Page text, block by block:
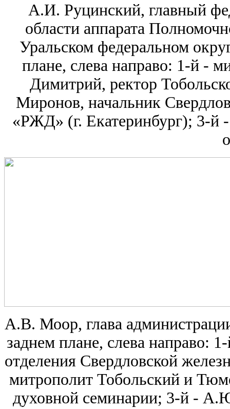
А.И. Руцинский, главный
области аппарата
Уральском федеральном
плане, слева направо: 1-й -
Димитрий, ректор
Миронов, начальник
«РЖД» (г. Екатеринбург); 3-й
А.В. Моор, глава
заднем плане, слева
отделения Свердловской
митрополит Тобольский и
духовной семинарии; 3-й -